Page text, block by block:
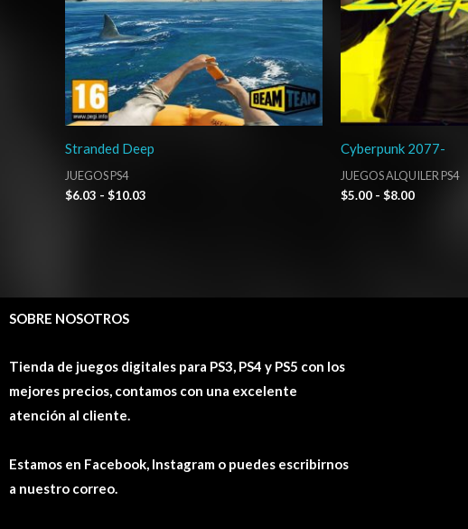
Stranded Deep
JUEGOS PS4
$6.03 - $10.03
Cyberpunk 2077-
JUEGOS ALQUILER PS4
$5.00 - $8.00
SOBRE NOSOTROS
Tienda de juegos digitales para PS3, PS4 y PS5 con los
mejores precios, contamos con una excelente
atención al cliente.
Estamos en Facebook, Instagram o puedes escribirnos
a nuestro correo.